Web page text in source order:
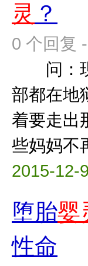
灵 ？
0 个回复
问：现
部都在地
着要走出
些妈妈
2015-12-
堕胎婴
性命